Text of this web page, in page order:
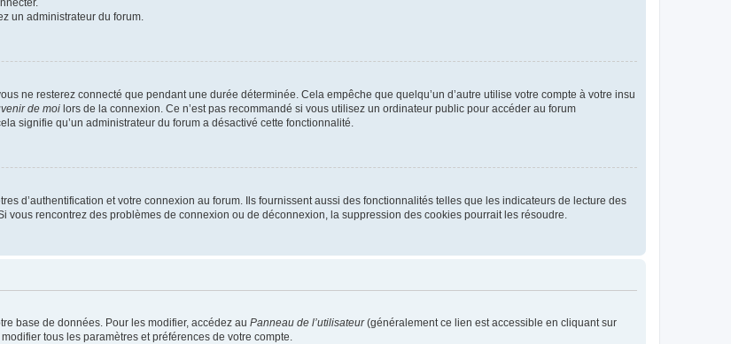
un administrateur du forum.
ne resterez connecté que pendant une durée déterminée. Cela empêche que quelqu’un d’autre utilise votre compte à votre insu
de moi lors de la connexion. Ce n’est pas recommandé si vous utilisez un ordinateur public pour accéder au forum
signifie qu’un administrateur du forum a désactivé cette fonctionnalité.
d’authentification et votre connexion au forum. Ils fournissent aussi des fonctionnalités telles que les indicateurs de lecture des
rencontrez des problèmes de connexion ou de déconnexion, la suppression des cookies pourrait les résoudre.
base de données. Pour les modifier, accédez au Panneau de l’utilisateur(généralement ce lien est accessible en cliquant sur
tous les paramètres et préférences de votre compte.